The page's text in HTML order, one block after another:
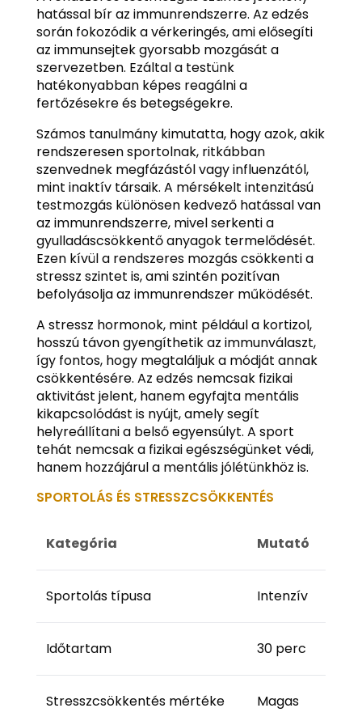
hatással bír az immunrendszerre. Az edzés
során fokozódik a vérkeringés, ami elősegíti
az immunsejtek gyorsabb mozgását a
szervezetben. Ezáltal a testünk
hatékonyabban képes reagálni a
fertőzésekre és betegségekre.
Számos tanulmány kimutatta, hogy azok, akik
rendszeresen sportolnak, ritkábban
szenvednek megfázástól vagy influenzától,
mint inaktív társaik. A mérsékelt intenzitású
testmozgás különösen kedvező hatással van
az immunrendszerre, mivel serkenti a
gyulladáscsökkentő anyagok termelődését.
Ezen kívül a rendszeres mozgás csökkenti a
stressz szintet is, ami szintén pozitívan
befolyásolja az immunrendszer működését.
A stressz hormonok, mint például a kortizol,
hosszú távon gyengíthetik az immunválaszt,
így fontos, hogy megtaláljuk a módját annak
csökkentésére. Az edzés nemcsak fizikai
aktivitást jelent, hanem egyfajta mentális
kikapcsolódást is nyújt, amely segít
helyreállítani a belső egyensúlyt. A sport
tehát nemcsak a fizikai egészségünket védi,
hanem hozzájárul a mentális jólétünkhöz is.
SPORTOLÁS ÉS STRESSZCSÖKKENTÉS
Kategória Mutató
Sportolás típusa Intenzív
Időtartam 30 perc
Stresszcsökkentés mértéke Magas